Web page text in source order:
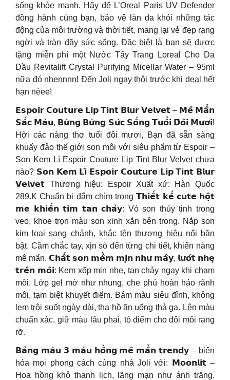
sống khỏe mạnh. Hãy để L’Oreal Paris UV Defender
đồng hành cùng bạn, bảo vệ làn da khỏi những tác
động của môi trường và thời tiết, mang lại vẻ đẹp rạng
ngời và tràn đầy sức sống. Đặc biệt là bạn sẽ được
tặng miễn phí một Nước Tẩy Trang Loreal Cho Da
Dầu Revitalift Crystal Purifying Micellar Water – 95ml
nữa đó nhennnn! Đến Joli ngay thôi trước khi deal hết
hạn nèee!
𝗘𝘀𝗽𝗼𝗶𝗿 𝗖𝗼𝘂𝘁𝘂𝗿𝗲 𝗟𝗶𝗽 𝗧𝗶𝗻𝘁 𝗕𝗹𝘂𝗿 𝗩𝗲𝗹𝘃𝗲𝘁 – 𝗠𝗲̂ 𝗠𝗮̂̉𝗻
𝗦𝗮̆́𝗰 𝗠𝗮̀𝘂, 𝗕𝘂̛̀𝗻𝗴 𝗕𝘂̛̀𝗻𝗴 𝗦𝘂̛́𝗰 𝗦𝗼̂́𝗻𝗴 𝗧𝘂𝗼̂̉𝗶 𝗗̄𝗼̂𝗶 𝗠𝘂̛𝗼̛𝗶!
Hỡi các nàng thơ tuổi đôi mươi, Bạn đã sẵn sàng
khuấy đảo thế giới son môi với siêu phẩm từ Espoir –
Son Kem Lì Espoir Couture Lip Tint Blur Velvet chưa
nào? 𝗦𝗼𝗻 𝗞𝗲𝗺 𝗟𝗶̀ 𝗘𝘀𝗽𝗼𝗶𝗿 𝗖𝗼𝘂𝘁𝘂𝗿𝗲 𝗟𝗶𝗽 𝗧𝗶𝗻𝘁 𝗕𝗹𝘂𝗿
𝗩𝗲𝗹𝘃𝗲𝘁 Thương hiệu: Espoir Xuất xứ: Hàn Quốc
289.K Chuẩn bị đắm chìm trong 𝗧𝗵𝗶𝗲̂́𝘁 𝗸𝗲̂́ 𝗰𝘂𝘁𝗲 𝗵𝗼̣̂𝘁
𝗺𝗲 𝗸𝗵𝗶𝗲̂́𝗻 𝘁𝗶𝗺 𝘁𝗮𝗻 𝗰𝗵𝗮̉𝘆: Vỏ son thủy tinh trong
veo, khoe trọn màu son xinh xắn bên trong. Nắp son
kim loại sang chảnh, khắc tên thương hiệu nổi bần
bật. Cầm chắc tay, xịn sò đến từng chi tiết, khiến nàng
mê mẩn. 𝗖𝗵𝗮̂́𝘁 𝘀𝗼𝗻 𝗺𝗲̂̀𝗺 𝗺𝗶̣𝗻 𝗻𝗵𝘂̛ 𝗺𝗮̂𝘆, 𝗹𝘂̛𝗼̛́𝘁 𝗻𝗵𝗲̣
𝘁𝗿𝗲̂𝗻 𝗺𝗼̂𝗶: Kem xốp mịn nhẹ, tan chảy ngay khi chạm
môi. Lớp gel mờ như nhung, che phủ hoàn hảo rãnh
môi, tạm biệt khuyết điểm. Bám màu siêu đỉnh, không
lem trôi suốt ngày dài, tha hồ ăn uống thả ga. Lên màu
chuẩn xác, giữ màu lâu phai, tô điểm cho đôi môi rạng
rỡ.
𝗕𝗮̉𝗻𝗴 𝗺𝗮̀𝘂 𝟯 𝗺𝗮̀𝘂 𝗵𝗼̂̀𝗻𝗴 𝗺𝗲̂ 𝗺𝗮̂̉𝗻 𝘁𝗿𝗲𝗻𝗱𝘆 – biến
hóa mọi phong cách cùng nhà Joli với: 𝗠𝗼𝗼𝗻𝗹𝗶𝘁 –
Hoa hồng khô thanh lịch, lãng mạn như ánh trăng.